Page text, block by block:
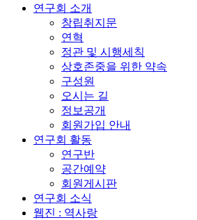
연구회 소개
창립취지문
연혁
정관 및 시행세칙
상호존중을 위한 약속
구성원
오시는 길
정보공개
회원가입 안내
연구회 활동
연구반
공간예약
회원게시판
연구회 소식
웹진 : 역사랑